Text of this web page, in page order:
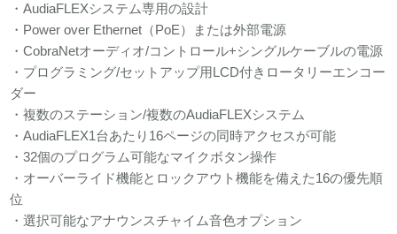
・AudiaFLEXシステム専用の設計
・Power over Ethernet（PoE）または外部電源
・CobraNetオーディオ/コントロール+シングルケーブルの電源
・プログラミング/セットアップ用LCD付きロータリーエンコー
ダー
・複数のステーション/複数のAudiaFLEXシステム
・AudiaFLEX1台あたり16ページの同時アクセスが可能
・32個のプログラム可能なマイクボタン操作
・オーバーライド機能とロックアウト機能を備えた16の優先順
位
・選択可能なアナウンスチャイム音色オプション